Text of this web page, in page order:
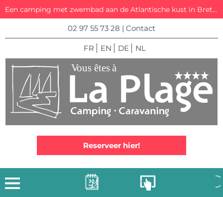
Een camping met zwembad aan de Atlantische kust in Bretagne
02 97 55 73 28 | Contact
FR EN DE NL
Reserveer hier!